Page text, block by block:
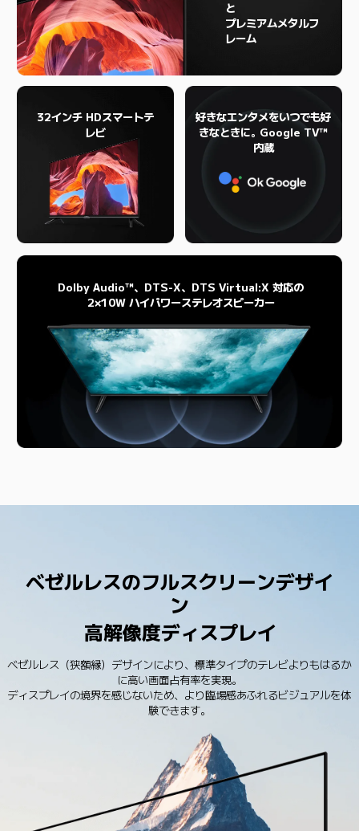
と
プレミアムメタルフ
レーム
32インチ HDスマートテ
レビ
好きなエンタメをいつでも好
きなときに。Google TV™
内蔵
Dolby Audio™、DTS-X、DTS Virtual:X 対応の
2×10W ハイパワーステレオスピーカー
ベゼルレスのフルスクリーンデザイ
ン
高解像度ディスプレイ
ベゼルレス（狭額縁）デザインにより、標準タイプのテレビよりもはるか
に高い画面占有率を実現。
ディスプレイの境界を感じないため、より臨場感あふれるビジュアルを体
験できます。